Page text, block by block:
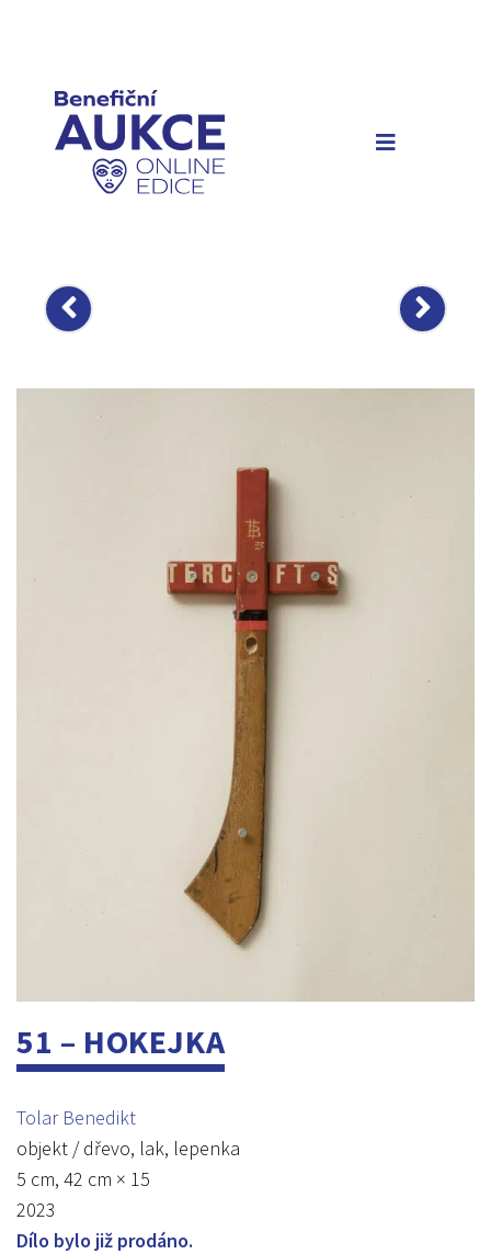
51 – HOKEJKA
Tolar Benedikt
objekt / dřevo, lak, lepenka
5 cm, 42 cm × 15
2023
Dílo bylo již prodáno.